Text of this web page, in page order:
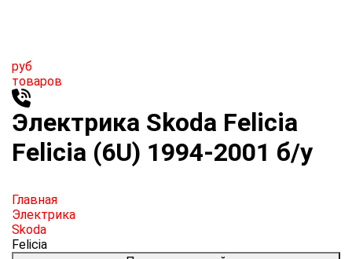
руб
товаров
Электрика Skoda Felicia
Felicia (6U) 1994-2001 б/у
Главная
Электрика
Skoda
Felicia